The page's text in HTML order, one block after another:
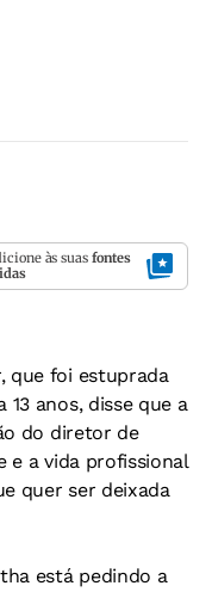
às suas fontes
que foi estuprada
anos, disse que a
do diretor de
e a vida profissional
quer ser deixada
está pedindo a